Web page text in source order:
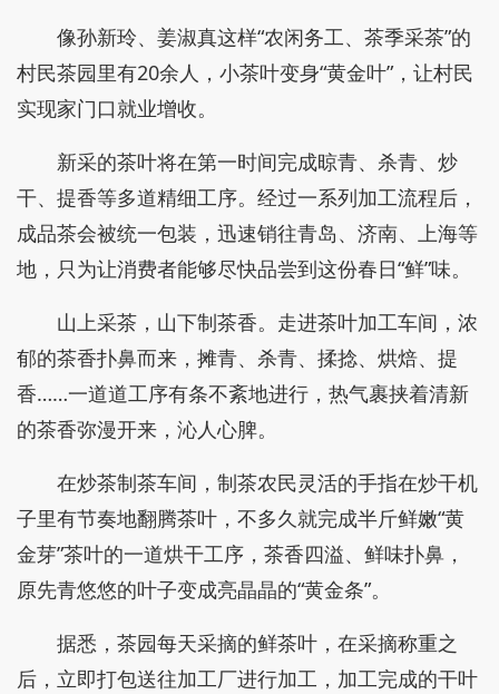
像孙新玲、姜淑真这样“农闲务工、茶季采茶”的
村民茶园里有20余人，小茶叶变身“黄金叶”，让村民
实现家门口就业增收。
新采的茶叶将在第一时间完成晾青、杀青、炒
干、提香等多道精细工序。经过一系列加工流程后，
成品茶会被统一包装，迅速销往青岛、济南、上海等
地，只为让消费者能够尽快品尝到这份春日“鲜”味。
山上采茶，山下制茶香。走进茶叶加工车间，浓
郁的茶香扑鼻而来，摊青、杀青、揉捻、烘焙、提
香……一道道工序有条不紊地进行，热气裹挟着清新
的茶香弥漫开来，沁人心脾。
在炒茶制茶车间，制茶农民灵活的手指在炒干机
子里有节奏地翻腾茶叶，不多久就完成半斤鲜嫩“黄
金芽”茶叶的一道烘干工序，茶香四溢、鲜味扑鼻，
原先青悠悠的叶子变成亮晶晶的“黄金条”。
据悉，茶园每天采摘的鲜茶叶，在采摘称重之
后，立即打包送往加工厂进行加工，加工完成的干叶